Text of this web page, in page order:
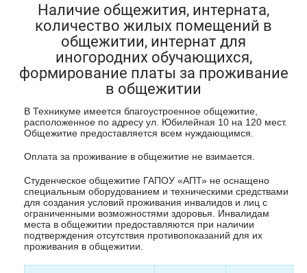
Наличие общежития, интерната,
количество жилых помещений в
общежитии, интернат для
иногородних обучающихся,
формирование платы за проживание
в общежитии
В Техникуме имеется благоустроенное общежитие,
расположенное по адресу ул. Юбилейная 10 на 120 мест.
Общежитие предоставляется всем нуждающимся.
Оплата за проживание в общежитие не взимается.
Студенческое общежитие ГАПОУ «АПТ» не оснащено
специальным оборудованием и техническими средствами
для создания условий проживания инвалидов и лиц с
ограниченными возможностями здоровья. Инвалидам
места в общежитии предоставляются при наличии
подтверждения отсутствия противопоказаний для их
проживания в общежитии.